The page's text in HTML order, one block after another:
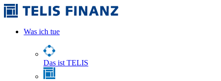
Was ich tue
Das ist TELIS